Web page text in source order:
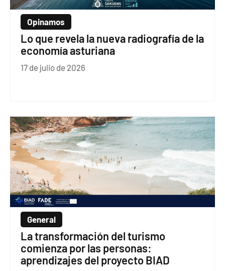
Opinamos
Lo que revela la nueva radiografía de la
economía asturiana
17 de julio de 2026
General
La transformación del turismo
comienza por las personas:
aprendizajes del proyecto BIAD